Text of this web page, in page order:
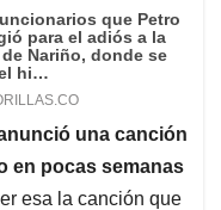
una canción
en pocas semanas
esa la canción que